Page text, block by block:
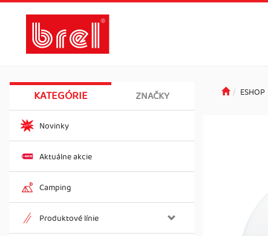
KATEGÓRIE ZNAČKY
Novinky
Aktuálne akcie
Camping
Produktové línie
ESHOP